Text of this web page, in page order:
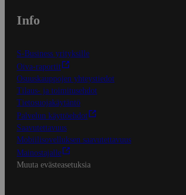
Info
S-Business yrityksille
Oiva-raportit
Osuuskauppojen yhteystiedot
Tilaus- ja toimitusehdot
Tietosuojakäytäntö
Palvelun käyttöehdot
Saavutettavuus
Mobiilisovelluksen saavutettavuus
Mainostajalle
Muuta evästeasetuksia